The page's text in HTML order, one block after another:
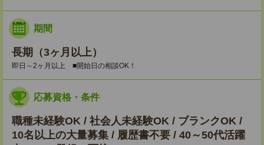
期間
長期（3ヶ月以上）
即日～2ヶ月以上 ■開始日の相談OK！
応募資格・条件
職種未経験OK / 社会人未経験OK / ブランクOK /
10名以上の大量募集 / 履歴書不要 / 40～50代活躍